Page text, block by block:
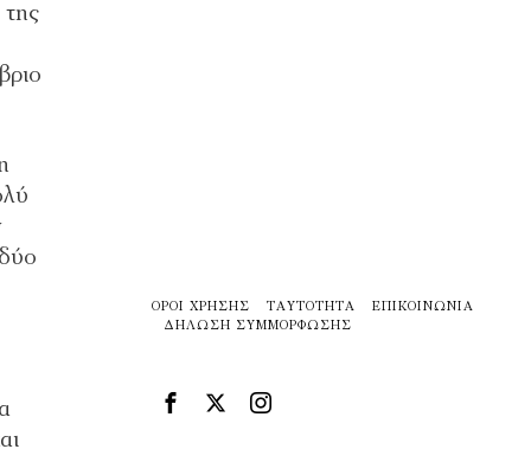
ΌΡΟΙ ΧΡΉΣΗΣ ΤΑΥΤΌΤΗΤΑ
ΕΠΙΚΟΙΝΩΝΊΑ
ΔΉΛΩΣΗ ΣΥΜΜΌΡΦΩΣΗΣ